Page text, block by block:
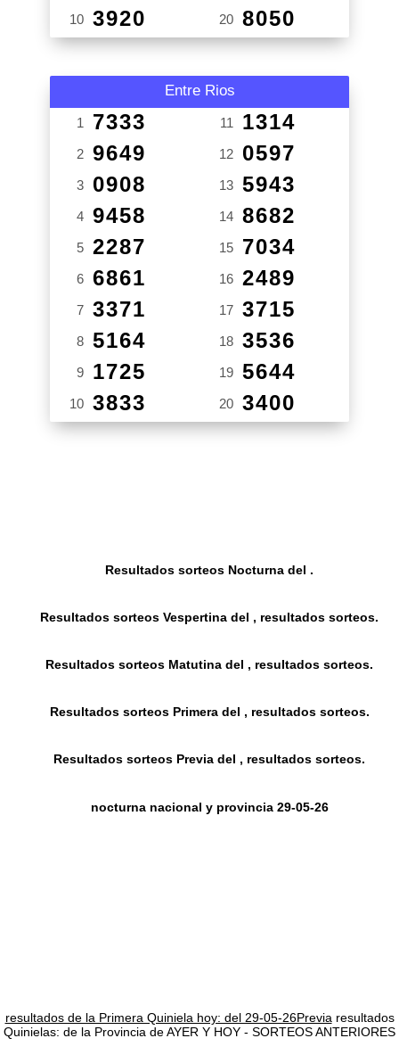
10 3920 20 8050
Entre Rios
1 7333
2 9649
3 0908
4 9458
5 2287
6 6861
7 3371
8 5164
9 1725
10 3833
11 1314
12 0597
13 5943
14 8682
15 7034
16 2489
17 3715
18 3536
19 5644
20 3400
Resultados sorteos Nocturna del .
Resultados sorteos Vespertina del , resultados sorteos.
Resultados sorteos Matutina del , resultados sorteos.
Resultados sorteos Primera del , resultados sorteos.
Resultados sorteos Previa del , resultados sorteos.
nocturna nacional y provincia 29-05-26
resultados de la Primera Quiniela hoy: del 29-05-26Previa resultados
Quinielas: de la Provincia de AYER Y HOY - SORTEOS ANTERIORES